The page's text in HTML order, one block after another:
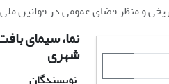
و منظر فضای عمومی در قوانین
نما، سیمای
شهری
نویسندگان